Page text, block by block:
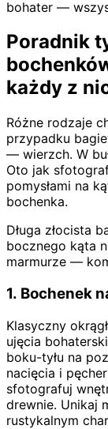
bohater —
Poradnik
każdy z
Różne rodzaje
przypadku
— wierzch. W
Oto jak
pomysłami na
bochenka.
Długa złocista
bocznego kąta
marmurze —
1. Bochenek
Klasyczny
ujęcia
boku-tyłu na
nacięcia i
sfotografuj
drewnie. Unikaj
rustykalnym